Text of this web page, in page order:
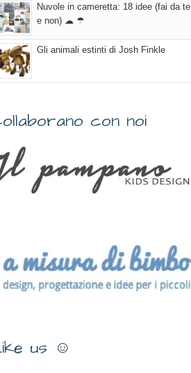
Nuvole in cameretta: 18 idee (fai da te
e non) ☁ ☂
Gli animali estinti di Josh Finkle
con noi
us ☺